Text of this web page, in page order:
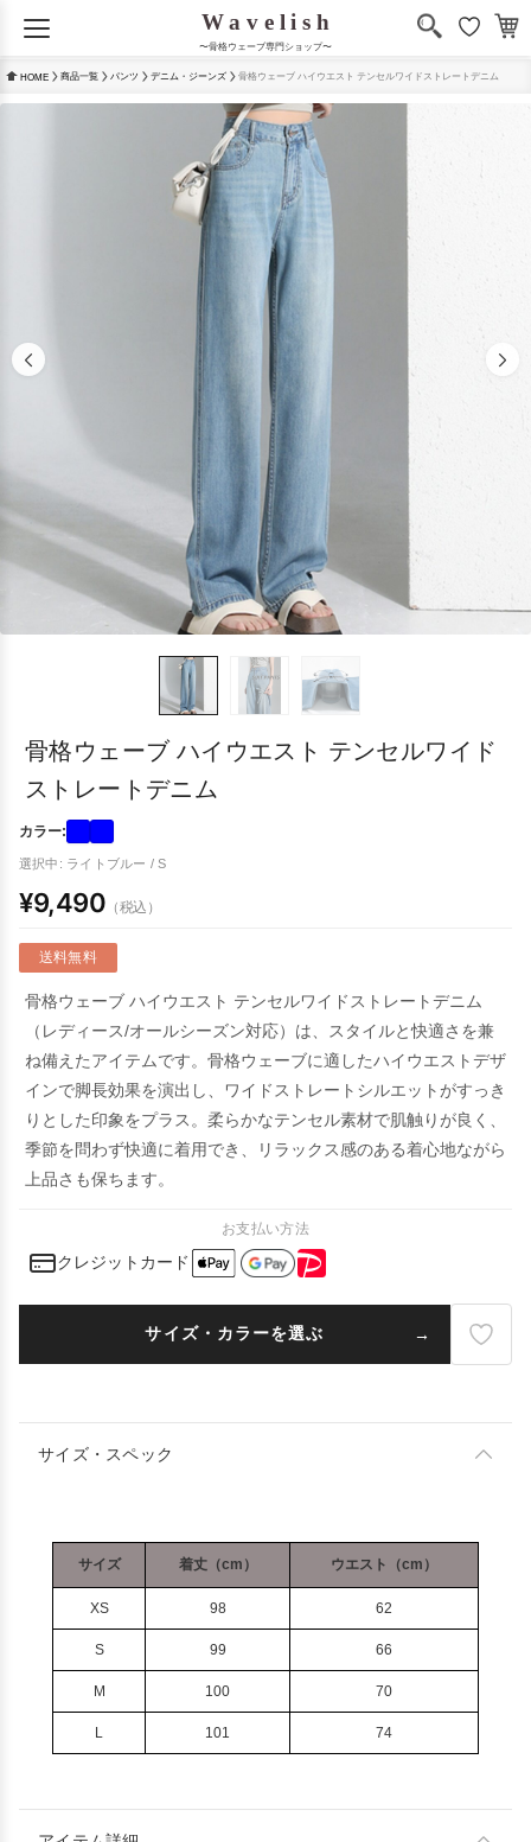
〜骨格ウェーブ専門ショップ〜
HOME 商品一覧 パンツ デニム・ジーンズ 骨格ウェーブ ハイウエスト テンセルワイドストレートデニム
骨格ウェーブ ハイウエスト テンセルワイド
ストレートデニム
カラー:
選択中: ライトブルー / S
¥9,490 （税込）
送料無料
骨格ウェーブ ハイウエスト テンセルワイドストレートデニム
（レディース/オールシーズン対応）は、スタイルと快適さを兼
ね備えたアイテムです。骨格ウェーブに適したハイウエストデザ
インで脚長効果を演出し、ワイドストレートシルエットがすっき
りとした印象をプラス。柔らかなテンセル素材で肌触りが良く、
季節を問わず快適に着用でき、リラックス感のある着心地ながら
上品さも保ちます。
お支払い方法
クレジットカード
サイズ・カラーを選ぶ
サイズ・スペック
サイズ 着丈（cm） ウエスト（cm）
XS 98 62
S 99 66
M 100 70
L 101 74